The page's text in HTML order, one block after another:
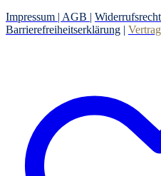
Impressum | AGB | Widerrufsrecht
Barrierefreiheitserklärung |